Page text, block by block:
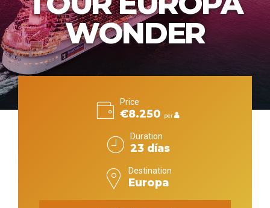
WONDER
Price
€8.250 per
Duration
23 días
Destination
Europa